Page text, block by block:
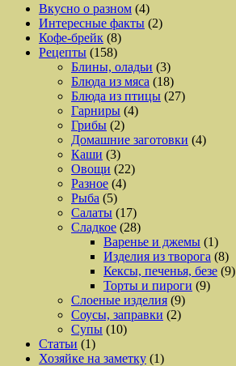
Вкусно о разном (4)
Интересные факты (2)
Кофе-брейк (8)
Рецепты (158)
Блины, оладьи (3)
Блюда из мяса (18)
Блюда из птицы (27)
Гарниры (4)
Грибы (2)
Домашние заготовки (4)
Каши (3)
Овощи (22)
Разное (4)
Рыба (5)
Салаты (17)
Сладкое (28)
Варенье и джемы (1)
Изделия из творога (8)
Кексы, печенья, безе (9)
Торты и пироги (9)
Слоеные изделия (9)
Соусы, заправки (2)
Супы (10)
Статьи (1)
Хозяйке на заметку (1)